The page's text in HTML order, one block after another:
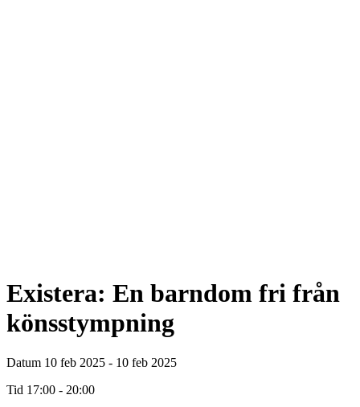
Existera: En barndom fri från
könsstympning
Datum 10 feb 2025 - 10 feb 2025
Tid 17:00 - 20:00